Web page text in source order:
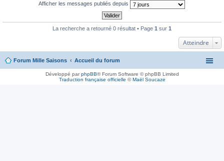
Afficher les messages publiés depuis
La recherche a retourné 0 résultat • Page 1 sur 1
Atteindre
Forum Mille Saisons Accueil du forum
Développé parphpBB® Forum Software © phpBB Limited
Traduction française officielle ©Maël Soucaze